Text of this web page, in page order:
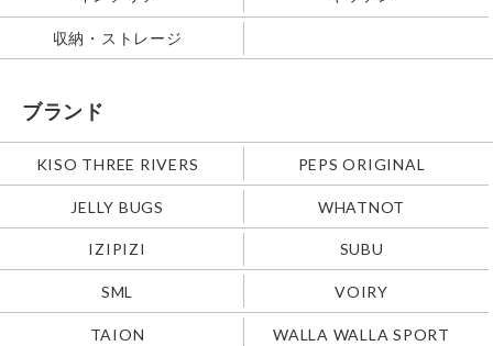
収納・ストレージ
ブランド
KISO THREE RIVERS PEPS ORIGINAL
JELLY BUGS WHATNOT
IZIPIZI SUBU
SML VOIRY
TAION WALLA WALLA SPORT